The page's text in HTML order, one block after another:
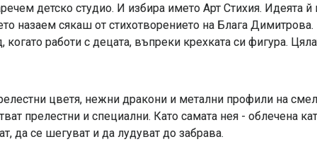
детско студио. И избира името Арт Стихия. Идеята
назаем сякаш от стихотворението на Блага
работи с децата, въпреки крехката си фигура.
цветя, нежни дракони и метални профили на
прелестни и специални. Като самата нея - облечена
да се шегуват и да лудуват до забрава.